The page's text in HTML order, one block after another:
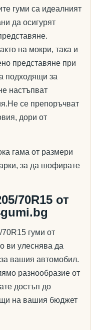
гуми са идеалният
да осигурят
на мокри, така и
представяне при
подходящи за
настъпват
се препоръчват
дори от
гама от размери
за да шофирате
70R15 от
гуми от
ви улеснява да
вашия автомобил.
разнообразие от
достъп до
на вашия бюджет